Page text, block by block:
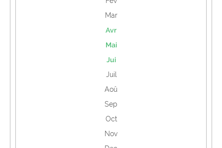
Mar
Avr
Mai
Jui
Juil
Aoû
Sep
Oct
Nov